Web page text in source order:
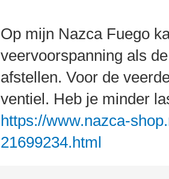
Op mijn Nazca Fuego
veervoorspanning als
afstellen. Voor de
ventiel. Heb je minder
https://www.nazca-
21699234.html